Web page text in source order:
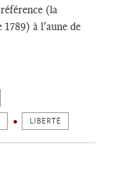
(la
à l'aune de
LIBERTÉ